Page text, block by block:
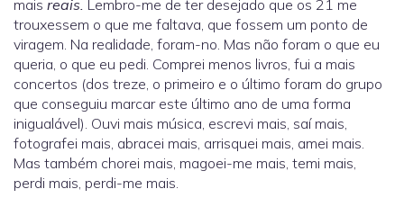
mais reais. Lembro-me de ter desejado que os 21 me
trouxessem o que me faltava, que fossem um ponto de
viragem. Na realidade, foram-no. Mas não foram o que eu
queria, o que eu pedi. Comprei menos livros, fui a mais
concertos (dos treze, o primeiro e o último foram do grupo
que conseguiu marcar este último ano de uma forma
inigualável). Ouvi mais música, escrevi mais, saí mais,
fotografei mais, abracei mais, arrisquei mais, amei mais.
Mas também chorei mais, magoei-me mais, temi mais,
perdi mais, perdi-me mais.